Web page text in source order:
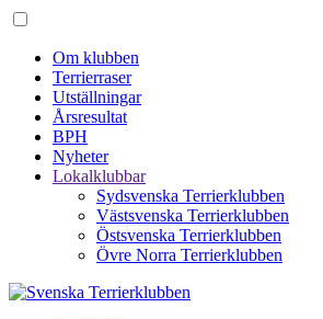
Om klubben
Terrierraser
Utställningar
Årsresultat
BPH
Nyheter
Lokalklubbar
Sydsvenska Terrierklubben
Västsvenska Terrierklubben
Östsvenska Terrierklubben
Övre Norra Terrierklubben